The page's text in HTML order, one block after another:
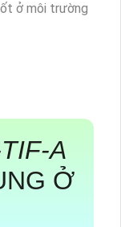
ở môi trường
A
Ở